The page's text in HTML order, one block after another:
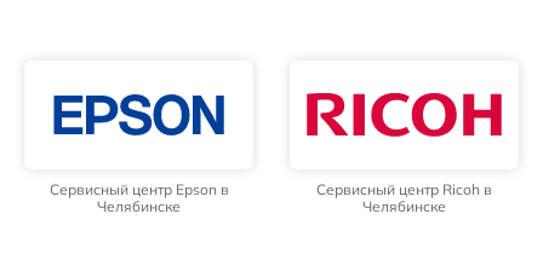
Сервисный центр Epson в
Челябинске
Сервисный центр Ricoh в
Челябинске